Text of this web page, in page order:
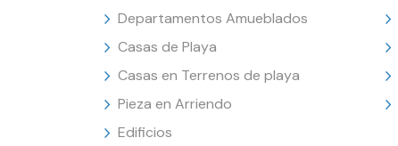
Departamentos Amueblados
Casas de Playa
Casas en Terrenos de playa
Pieza en Arriendo
Edificios